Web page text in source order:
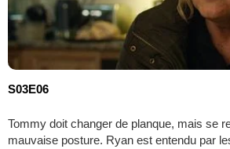
S03E06
Tommy doit changer de planque, mais se
mauvaise posture. Ryan est entendu par